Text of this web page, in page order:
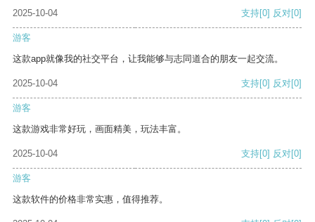
2025-10-04 支持[0] 反对[0]
游客
这款app就像我的社交平台，让我能够与志同道合的朋友一起交流。
2025-10-04 支持[0] 反对[0]
游客
这款游戏非常好玩，画面精美，玩法丰富。
2025-10-04 支持[0] 反对[0]
游客
这款软件的价格非常实惠，值得推荐。